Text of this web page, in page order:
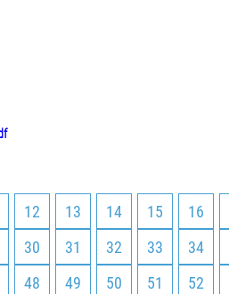
12 13 14 15 16
30 31 32 33 34
48 49 50 51 52